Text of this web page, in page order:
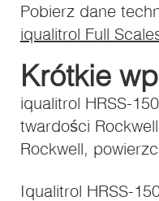
Pobierz dane
iqualitrol Full
Krótkie
iqualitrol HRSS-
twardości
Rockwell,
Iqualitrol HRSS-